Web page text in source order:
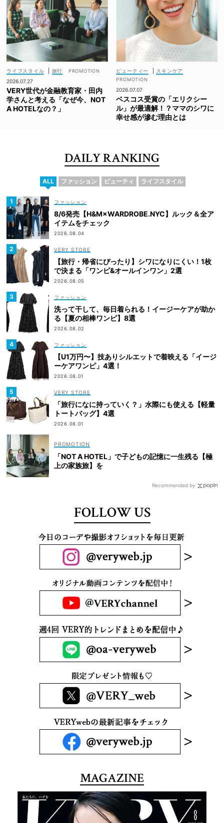
ライフスタイル
旅行
2026.07.27
VERY世代が金融教育家・田内
学さんと考える「なぜ今、NOT
A HOTELなの？」
ビューティー スキンケア
2026.07.07
ベスコス受賞の「エリクシー
ル」が最適解！？ママのシワに
幸せ感が滲む理由とは
DAILY RANKING
ALL ファッション ビューティ ライフスタイル
ファッション
8/6発売【H&M×WARDROBE.NYC】ルック＆全ア
イテムをチェック
2026.08.04
VERY STORE
【旅行・帰省にぴったり】シワになりにくい！1枚
で決まる「ワンピ&オールインワン」2選
2026.08.05
ファッション
洗って干して、毎日着られる！イージーケアが助か
る【夏の相棒ワンピ】8選
2026.08.02
ファッション
【U1万円〜】技ありシルエットで着映える「イージ
ーケアワンピ」4選！
2026.08.01
VERY STORE
「旅行になに持っていく？」水際にも使える【軽量
トートバッグ】4選
2026.08.01
「NOT A HOTEL」で子どもの記憶に一生残る【極
上の家族旅】を
Recommended by
FOLLOW US
MAGAZINE